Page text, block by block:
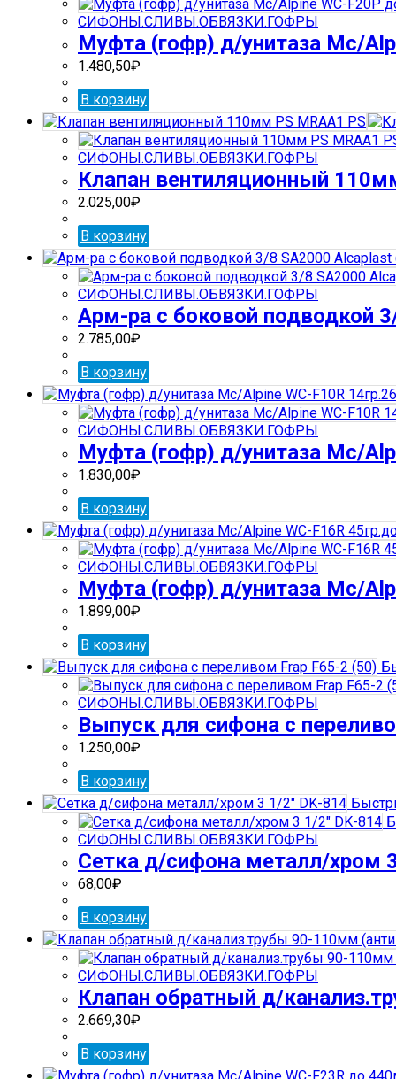
СИФОНЫ.СЛИВЫ.ОБВЯЗКИ.ГОФРЫ
Муфта (гофр) д/унитаза Mc/
1.480,50₽
В корзину
СИФОНЫ.СЛИВЫ.ОБВЯЗКИ.ГОФРЫ
Клапан вентиляционный
2.025,00₽
В корзину
СИФОНЫ.СЛИВЫ.ОБВЯЗКИ.ГОФРЫ
Арм-ра с боковой подводкой
2.785,00₽
В корзину
СИФОНЫ.СЛИВЫ.ОБВЯЗКИ.ГОФРЫ
Муфта (гофр) д/унитаза Mc/
1.830,00₽
В корзину
СИФОНЫ.СЛИВЫ.ОБВЯЗКИ.ГОФРЫ
Муфта (гофр) д/унитаза Mc/
1.899,00₽
В корзину
СИФОНЫ.СЛИВЫ.ОБВЯЗКИ.ГОФРЫ
Выпуск для сифона с
1.250,00₽
В корзину
СИФОНЫ.СЛИВЫ.ОБВЯЗКИ.ГОФРЫ
Сетка д/сифона металл/хром
68,00₽
В корзину
СИФОНЫ.СЛИВЫ.ОБВЯЗКИ.ГОФРЫ
Клапан обратный д/
2.669,30₽
В корзину